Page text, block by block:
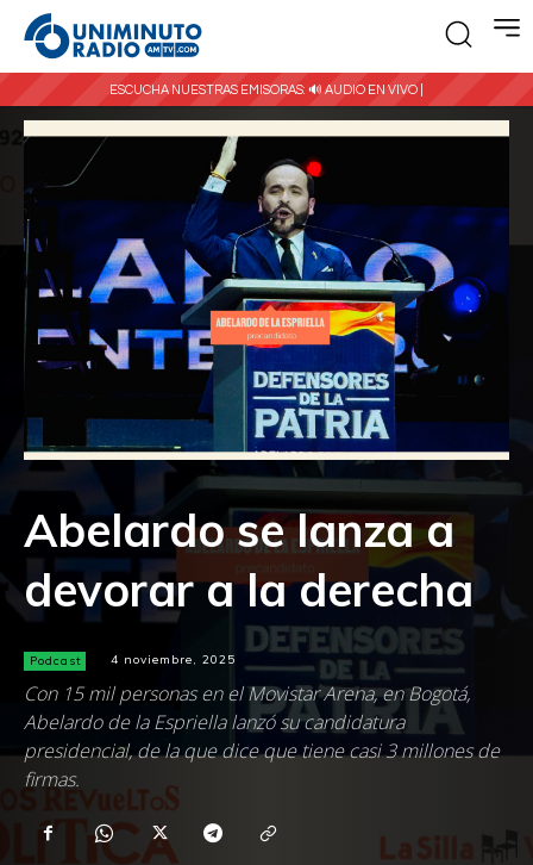
ESCUCHA NUESTRAS EMISORAS: 🔊 AUDIO EN VIVO |
Abelardo se lanza a
devorar a la derecha
Podcast 4 noviembre, 2025
Con 15 mil personas en el Movistar Arena, en Bogotá,
Abelardo de la Espriella lanzó su candidatura
presidencial, de la que dice que tiene casi 3 millones de
firmas.